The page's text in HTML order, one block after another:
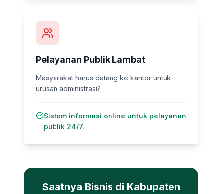
Pelayanan Publik Lambat
Masyarakat harus datang ke kantor untuk
urusan administrasi?
Sistem informasi online untuk pelayanan
publik 24/7.
Saatnya Bisnis di Kabupaten